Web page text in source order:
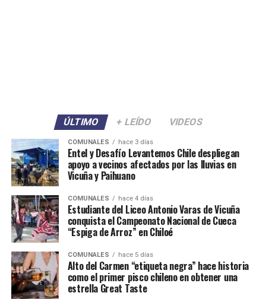
ÚLTIMO + LEÍDO VIDEOS
COMUNALES hace 3 días
Entel y Desafío Levantemos Chile despliegan
apoyo a vecinos afectados por las lluvias en
Vicuña y Paihuano
COMUNALES hace 4 días
Estudiante del Liceo Antonio Varas de Vicuña
conquista el Campeonato Nacional de Cueca
“Espiga de Arroz” en Chiloé
COMUNALES hace 5 días
Alto del Carmen “etiqueta negra” hace historia
como el primer pisco chileno en obtener una
estrella Great Taste